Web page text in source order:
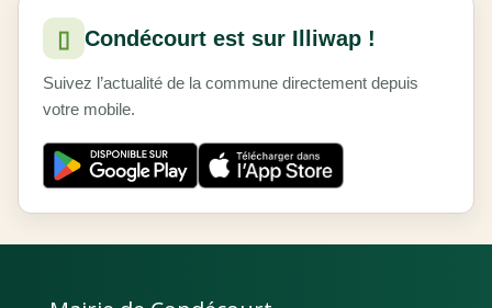
▯ Condécourt est sur Illiwap !
Suivez l’actualité de la commune directement depuis
votre mobile.